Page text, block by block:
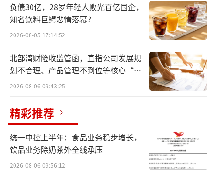
2025年三季度，比亚迪核心财务数据呈
现“营收微降、利润大降”的分化态势。比亚
迪三季度单季营收1949.85亿元，同比下降3.0
5%，这也是自2022年以来，其首次出现单季度
营收同比下滑的情况；净利润78.23亿元，同比
大幅下滑32.6%。虽然前三季度营收5662.66亿
元仍保持12.75%的同比增长，但净利润却同比
下降7.55%至233.33亿元。
从销量来看，比亚迪三季度业绩下滑有迹
可循。比亚迪前三季度全球销量326万辆，同比
负债30亿，28岁年轻人败光百亿国企，
知名饮料巨鳄悲情落幕？
2026-08-05 17:14:52
北部湾财险收监管函，直指公司发展规
划不合理、产品管理不到位等核心“痛
点”
2026-08-06 09:43:25
精彩推荐
统一中控上半年：食品业务稳步增长，
饮品业务除奶茶外全线承压
2026-08-06 09:56:12